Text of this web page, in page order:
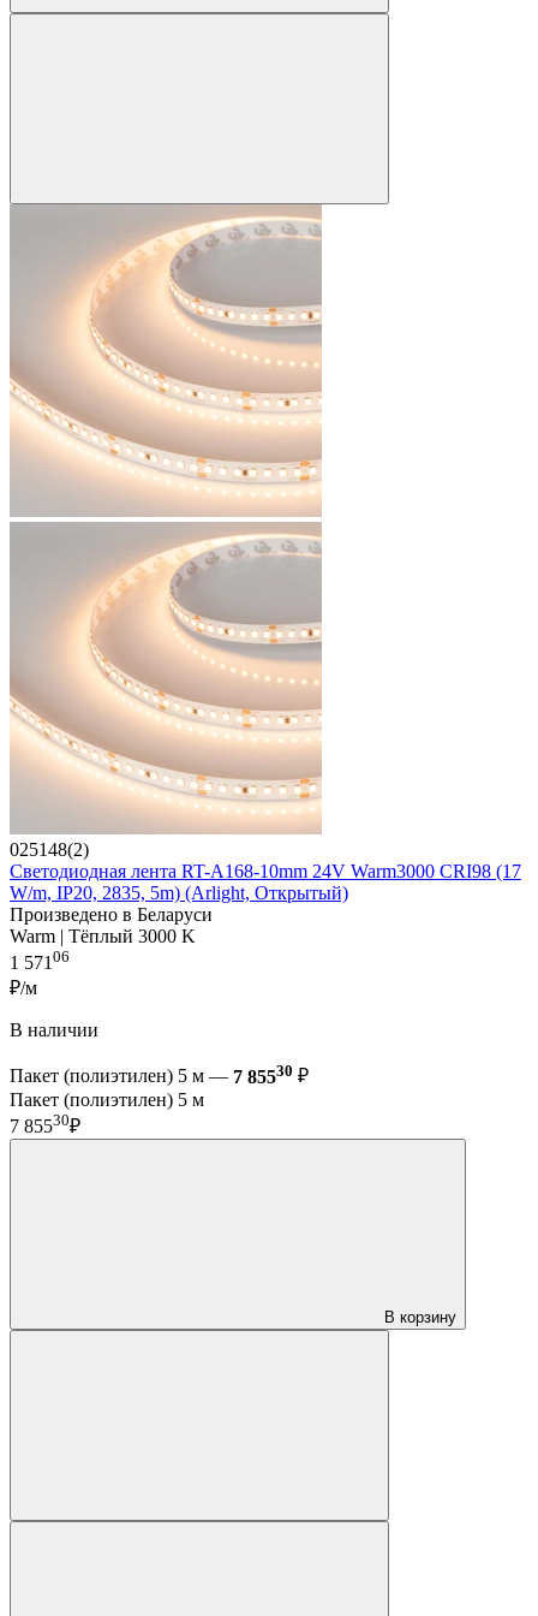
025148(2)
Светодиодная лента RT-A168-10mm 24V Warm3000 CRI98 (17
W/m, IP20, 2835, 5m) (Arlight, Открытый)
Произведено в Беларуси
Warm | Тёплый 3000 K
1 571 06
₽/м
В наличии
Пакет (полиэтилен) 5 м — 7 85530 ₽
Пакет (полиэтилен) 5 м
7 85530₽
В корзину